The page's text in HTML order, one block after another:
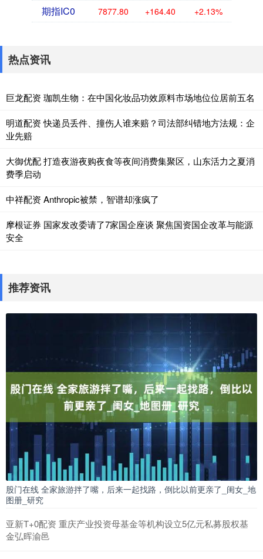
期指IC0 7877.80 +164.40 +2.13%
热点资讯
巨龙配资 珈凯生物：在中国化妆品功效原料市场地位位居前五名
明道配资 快递员丢件、撞伤人谁来赔？司法部纠错地方法规：企
业先赔
大御优配 打造夜游夜购夜食等夜间消费集聚区，山东活力之夏消
费季启动
中祥配资 Anthropic被禁，智谱却涨疯了
摩根证券 国家发改委请了7家国企座谈 聚焦国资国企改革与能源
安全
推荐资讯
股门在线 全家旅游拌了嘴，后来一起找路，倒比以前更亲了_闺女_地
图册_研究
亚新T+0配资 重庆产业投资母基金等机构设立5亿元私募股权基
金弘晖渝邑